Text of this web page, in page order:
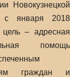
Новокузнецкой
с января 2018
– адресная
помощь
граждан и